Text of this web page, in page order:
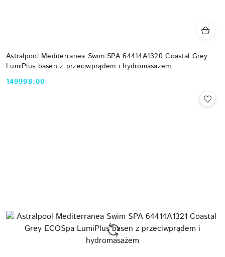
Astralpool Mediterranea Swim SPA 64414A1320 Coastal Grey
LumiPlus basen z przeciwprądem i hydromasażem
Cena:
149998.00